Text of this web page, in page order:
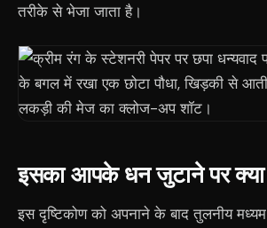
तरीके से भेजा जाता है।
इसका आपके धन जुटाने पर
इस दृष्टिकोण को अपनाने के बाद तुलनीय